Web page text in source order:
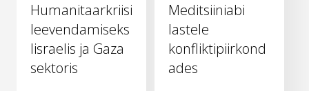
Humanitaarkriisi
leevendamiseks
Iisraelis ja Gaza
sektoris
Meditsiiniabi
lastele
konfliktipiirkond
ades